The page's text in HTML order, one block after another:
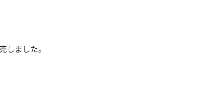
しました。